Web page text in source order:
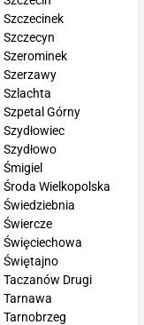
Szczecinek
Szczecyn
Szerominek
Szerzawy
Szlachta
Szpetal Górny
Szydłowiec
Szydłowo
Śmigiel
Środa Wielkopolska
Świedziebnia
Świercze
Święciechowa
Świętajno
Taczanów Drugi
Tarnawa
Tarnobrzeg